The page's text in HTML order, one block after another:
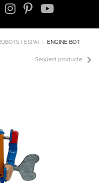
I ESPAI ENGINE BOT
Següent producte